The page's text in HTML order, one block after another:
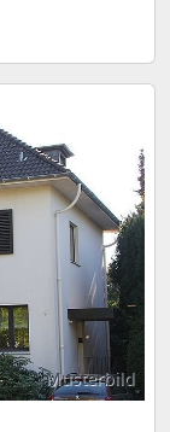
Musterbild